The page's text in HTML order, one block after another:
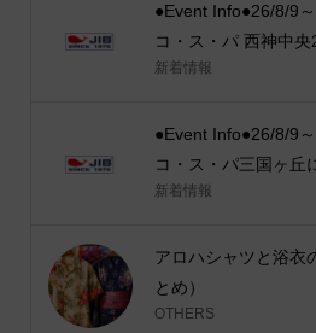
●Event Info●26/8/9
コ・ス・パ 西神中央
新着情報
●Event Info●26/8/9
コ・ス・パ三国ヶ丘
新着情報
アロハシャツと浴衣
とめ）
OTHERS